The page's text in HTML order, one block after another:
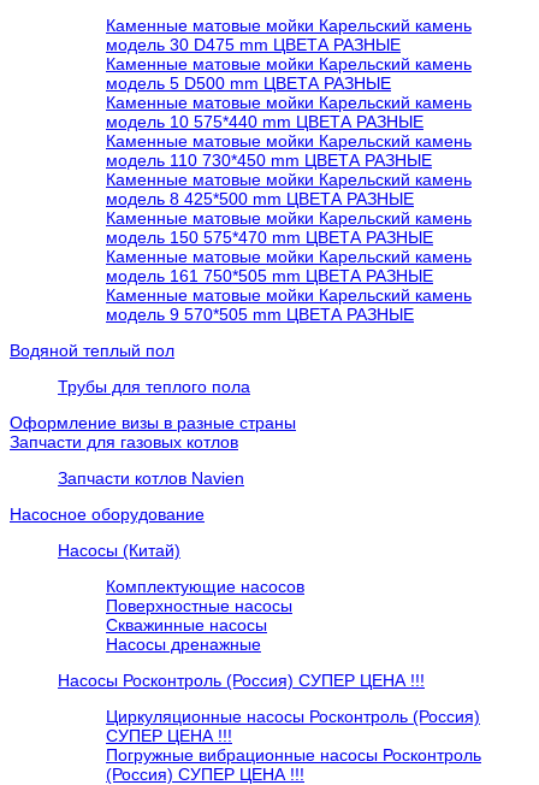
Каменные матовые мойки Карельский камень
модель 30 D475 mm ЦВЕТА РАЗНЫЕ
Каменные матовые мойки Карельский камень
модель 5 D500 mm ЦВЕТА РАЗНЫЕ
Каменные матовые мойки Карельский камень
модель 10 575*440 mm ЦВЕТА РАЗНЫЕ
Каменные матовые мойки Карельский камень
модель 110 730*450 mm ЦВЕТА РАЗНЫЕ
Каменные матовые мойки Карельский камень
модель 8 425*500 mm ЦВЕТА РАЗНЫЕ
Каменные матовые мойки Карельский камень
модель 150 575*470 mm ЦВЕТА РАЗНЫЕ
Каменные матовые мойки Карельский камень
модель 161 750*505 mm ЦВЕТА РАЗНЫЕ
Каменные матовые мойки Карельский камень
модель 9 570*505 mm ЦВЕТА РАЗНЫЕ
Водяной теплый пол
Трубы для теплого пола
Оформление визы в разные страны
Запчасти для газовых котлов
Запчасти котлов Navien
Насосное оборудование
Насосы (Китай)
Комплектующие насосов
Поверхностные насосы
Скважинные насосы
Насосы дренажные
Насосы Росконтроль (Россия) СУПЕР ЦЕНА !!!
Циркуляционные насосы Росконтроль (Россия)
СУПЕР ЦЕНА !!!
Погружные вибрационные насосы Росконтроль
(Россия) СУПЕР ЦЕНА !!!